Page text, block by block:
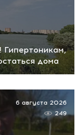
дома
6 августа 2026
249